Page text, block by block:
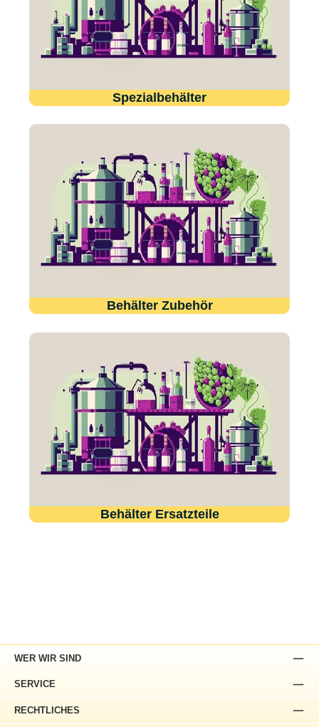
Spezialbehälter
Behälter Zubehör
Behälter Ersatzteile
WER WIR SIND
SERVICE
RECHTLICHES